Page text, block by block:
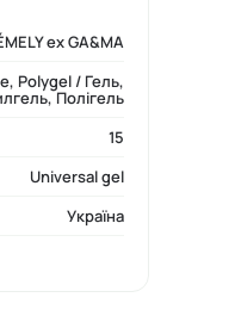
ex GA&MA
Polygel / Гель,
Полігель
15
Universal gel
Україна